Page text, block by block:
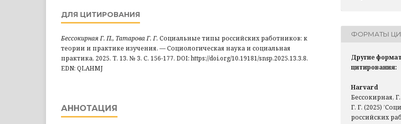
ДЛЯ ЦИТИРОВАНИЯ
Бессокирная Г. П., Татарова Г. Г. Социальные типы российских работников: к
теории и практике изучения. — Социологическая наука и социальная
практика, 2025. Т. 13. № 3. С. 156-177. DOI: https://doi.org/10.19181/snsp.2025.13.3.8.
EDN: QLAHMJ
АННОТАЦИЯ
ФОРМАТЫ
Другие
цитирования:
Harvard
Бессокирная,
Г. Г. (2025)
российских